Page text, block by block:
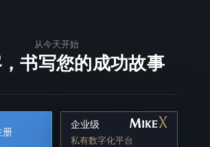
从今天开始
书写您的成功故事
册
企业级
私有数字化平台